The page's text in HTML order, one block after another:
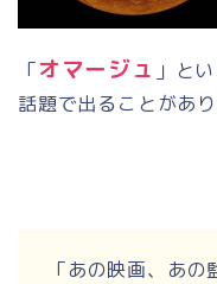
「オマージュ 」と
話題で出ることがあり
「あの映画、あ